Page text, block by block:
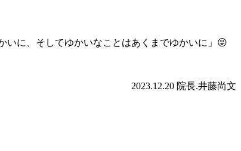
いに、そしてゆかいなことはあくまでゆかいに」😝
2023.12.20 院長.井藤尚文